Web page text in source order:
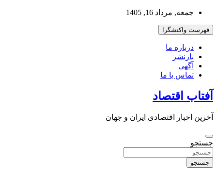
بروید
جمعه, مرداد 16, 1405
فهرست واکنشگرا
درباره ما
بازنشر
آگهی
تماس با ما
آفتاب اقتصاد
آخرین اخبار اقتصادی ایران و جهان
جستجو
جستجو